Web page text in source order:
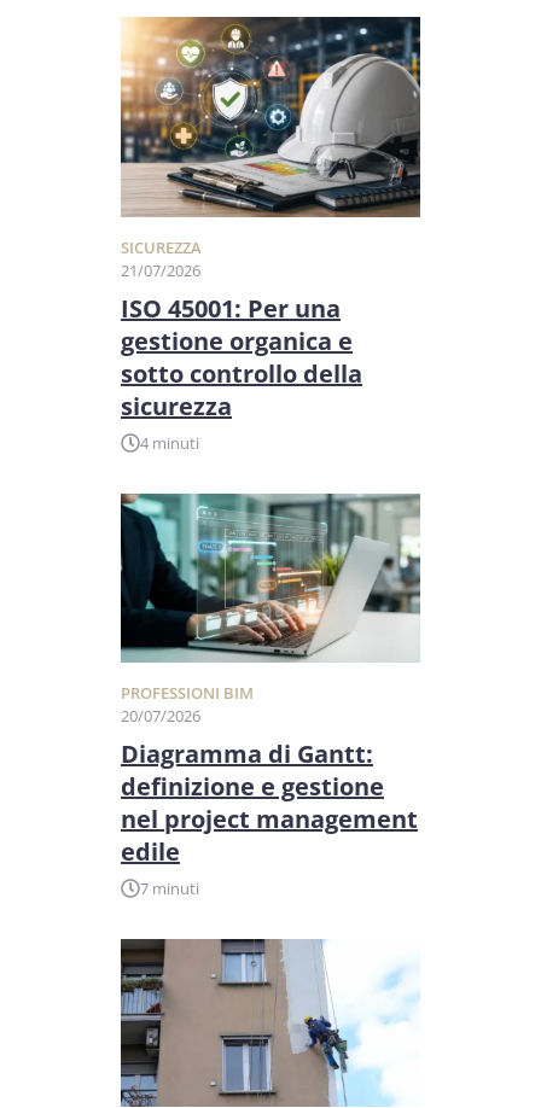
SICUREZZA
21/07/2026
ISO 45001: Per una
gestione organica e
sotto controllo della
sicurezza
4 minuti
PROFESSIONI BIM
20/07/2026
Diagramma di Gantt:
definizione e gestione
nel project management
edile
7 minuti